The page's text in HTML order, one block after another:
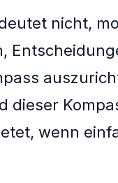
nicht,
dieser
wenn